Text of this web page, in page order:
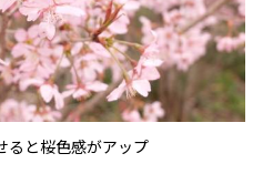
ると桜色感がアップ